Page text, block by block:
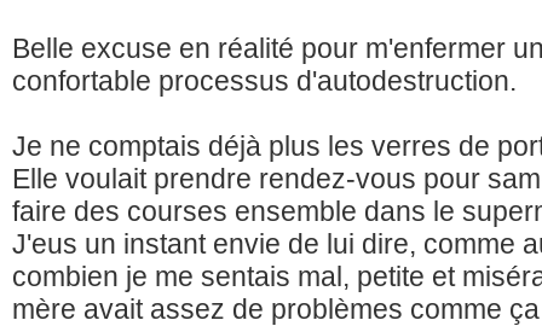
Belle excuse en réalité pour m'enfermer
confortable processus d'autodestruction.
Je ne comptais déjà plus les verres de
Elle voulait prendre rendez-vous pour
faire des courses ensemble dans le
J'eus un instant envie de lui dire, comme
combien je me sentais mal, petite et
mère avait assez de problèmes comme